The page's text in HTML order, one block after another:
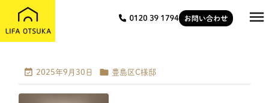

 2025年9月30日  豊島区C様邸